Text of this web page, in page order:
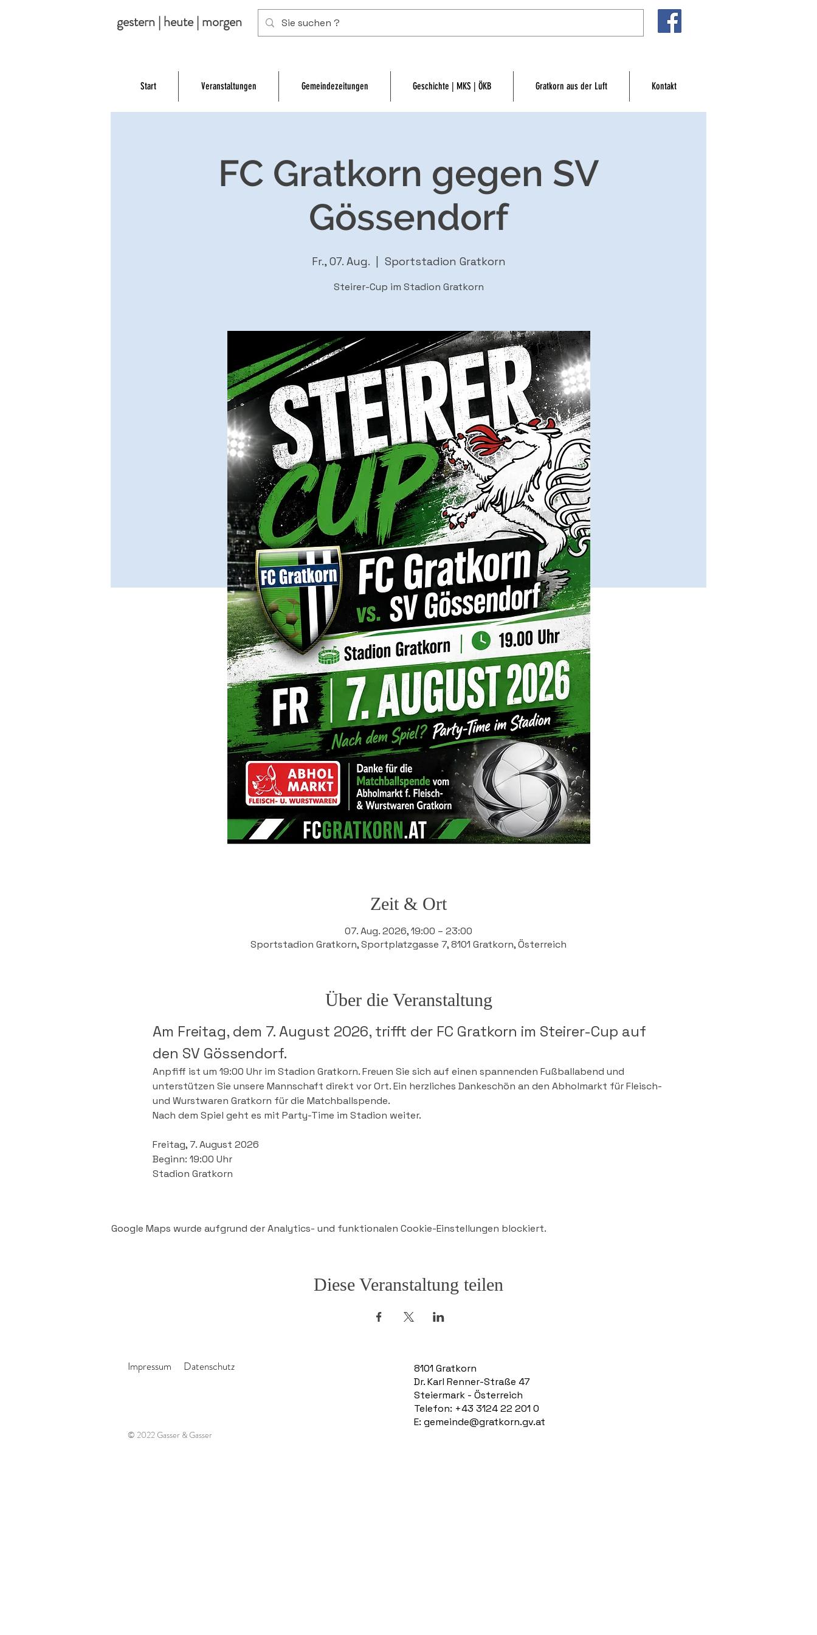
gestern | heute | morgen
Start Veranstaltungen Gemeindezeitungen Geschichte | MKS | ÖKB Gratkorn aus der Luft Kontakt
FC Gratkorn gegen SV
Gössendorf
Fr., 07. Aug.
  |
Sportstadion Gratkorn
Steirer-Cup im Stadion Gratkorn
Zeit & Ort
07. Aug. 2026, 19:00 – 23:00
Sportstadion Gratkorn, Sportplatzgasse 7, 8101 Gratkorn, Österreich
Über die Veranstaltung
Am Freitag, dem 7. August 2026, trifft der FC Gratkorn im Steirer-Cup auf
den SV Gössendorf.
Anpfiff ist um 19:00 Uhr im Stadion Gratkorn. Freuen Sie sich auf einen spannenden Fußballabend und
unterstützen Sie unsere Mannschaft direkt vor Ort. Ein herzliches Dankeschön an den Abholmarkt für Fleisch-
und Wurstwaren Gratkorn für die Matchballspende.
Nach dem Spiel geht es mit Party-Time im Stadion weiter.
Freitag, 7. August 2026
Beginn: 19:00 Uhr
Stadion Gratkorn
Google Maps wurde aufgrund der Analytics- und funktionalen Cookie-Einstellungen blockiert.
Diese Veranstaltung teilen
Impressum Datenschutz
8101 Gratkorn
Dr. Karl Renner-Straße 47
Steiermark - Österreich
Telefon: +43 3124 22 201 0
E: gemeinde@gratkorn.gv.at
© 2022 Gasser & Gasser